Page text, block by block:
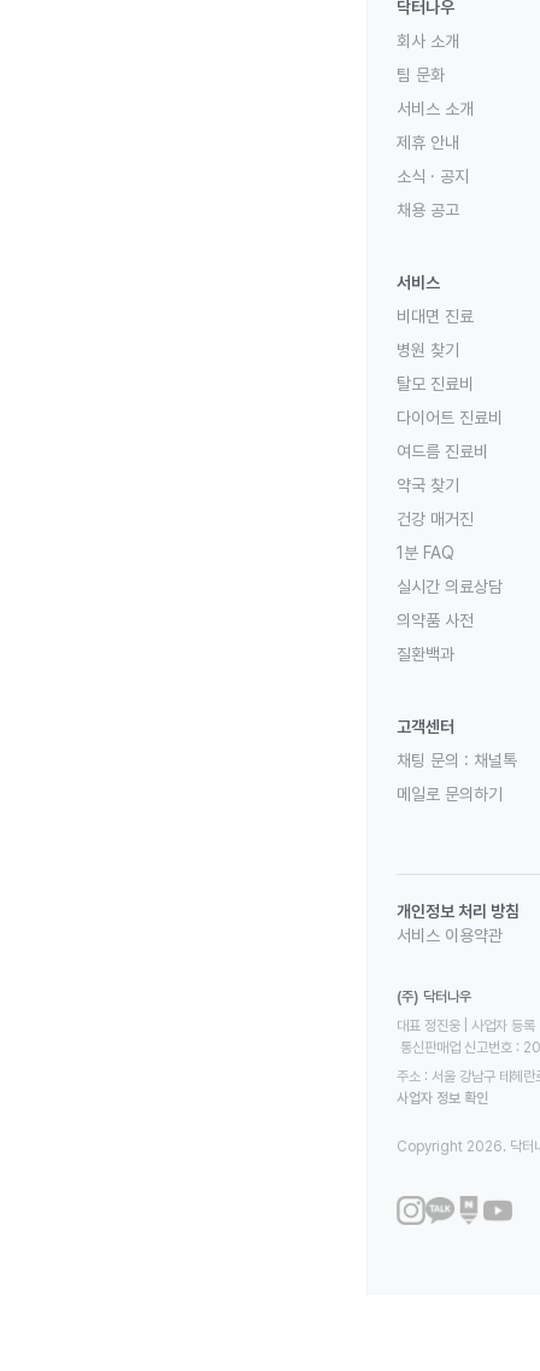
닥터나우
회사 소개
팀 문화
서비스 소개
제휴 안내
소식 · 공지
채용 공고
서비스
비대면 진료
병원 찾기
탈모 진료비
다이어트 진료비
여드름 진료비
약국 찾기
건강 매거진
1분 FAQ
실시간 의료상담
의약품 사전
질환백과
고객센터
채팅 문의 : 채널톡
메일로 문의하기
개인정보 처리 방침
서비스 이용약관
(주) 닥터나우
대표 정진웅 | 사업자
통신판매업 신고번호
주소 : 서울 강남구 테헤
사업자 정보 확인
Copyright 2026. 닥터